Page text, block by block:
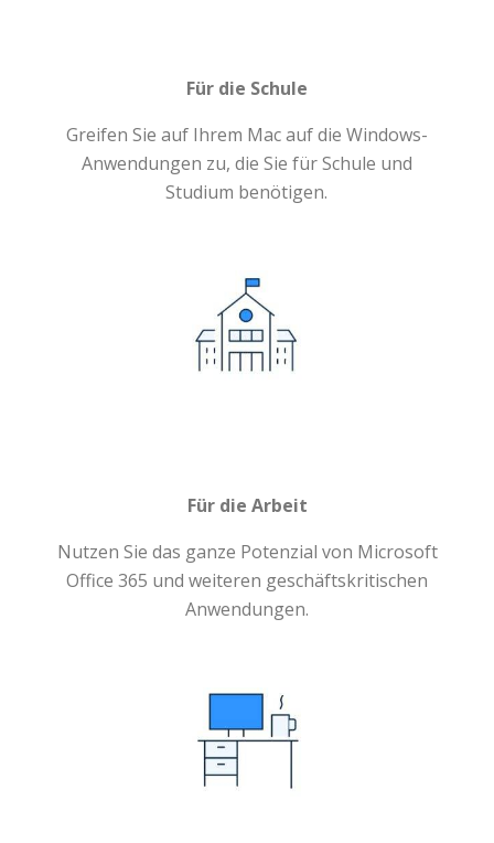
Für die Schule
Greifen Sie auf Ihrem Mac auf die Windows-
Anwendungen zu, die Sie für Schule und
Studium benötigen.
Für die Arbeit
Nutzen Sie das ganze Potenzial von Microsoft
Office 365 und weiteren geschäftskritischen
Anwendungen.